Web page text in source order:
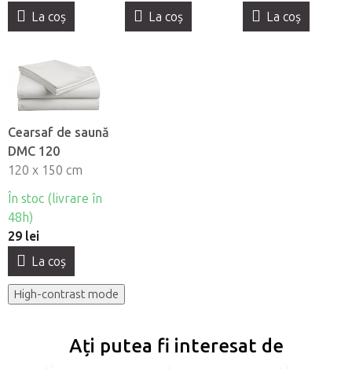
La coş La coş La coş
Cearsaf de saună
DMC 120
120 x 150 cm
În stoc (livrare în
48h)
29 lei
La coş
High-contrast mode
Ați putea fi interesat de